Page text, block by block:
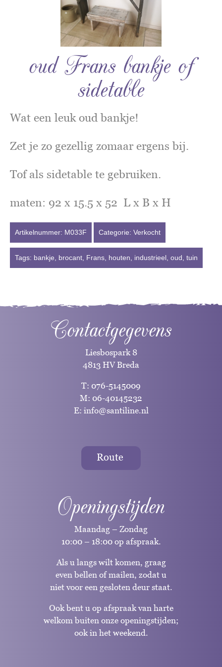
oud Frans bankje of
sidetable
Wat een leuk oud bankje!
Zet je zo gezellig zomaar ergens bij.
Tof als sidetable te gebruiken.
maten: 92 x 15.5 x 52 L x B x H
Artikelnummer: M033F Categorie: Verkocht
Tags: bankje brocant Frans houten industrieel oud tuin
Contactgegevens
Liesbospark 8
4813 HV Breda
T: 076-5145009
M: 06-40145232
E: info@santiline.nl
Route
Openingstijden
Maandag – Zondag
10:00 – 18:00 op afspraak.
Als u langs wilt komen, graag
even bellen of mailen, zodat u
niet voor een gesloten deur staat.
Ook bent u op afspraak van harte
welkom buiten onze openingstijden;
ook in het weekend.